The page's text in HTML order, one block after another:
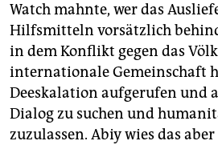
Watch mahnte, wer das
Hilfsmitteln vorsätzlich
in dem Konflikt gegen das
internationale Gemeinschaft
Deeskalation aufgerufen und
Dialog zu suchen und
zuzulassen. Abiy wies das